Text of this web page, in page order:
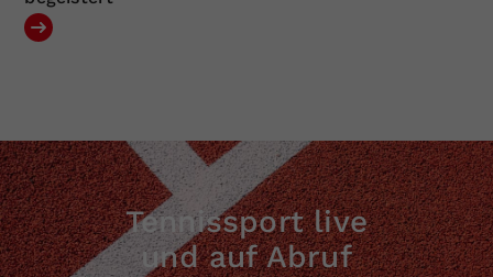
Tennissport live
und auf Abruf